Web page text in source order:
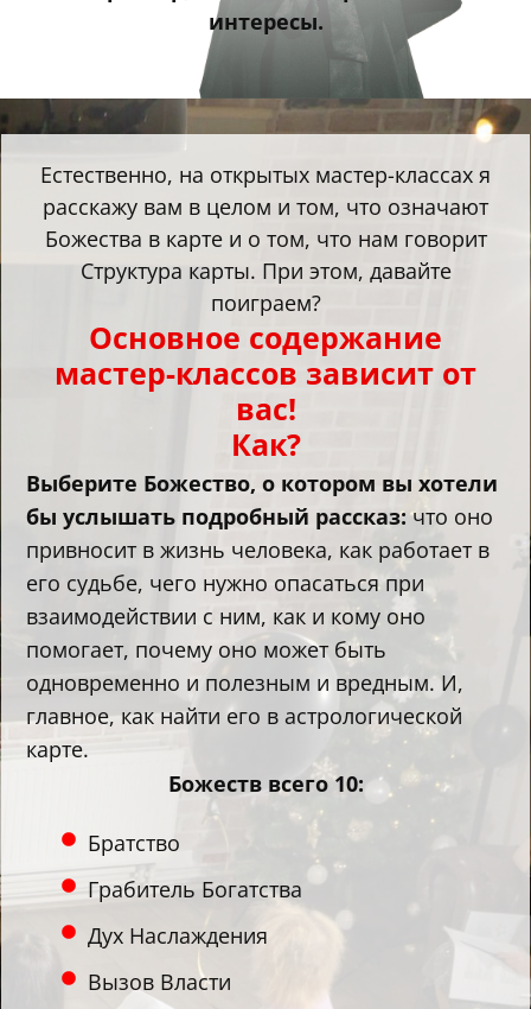
интересы.
Естественно, на открытых мастер-классах я
расскажу вам в целом и том, что означают
Божества в карте и о том, что нам говорит
Структура карты. При этом, давайте
поиграем?
Основное содержание
мастер-классов зависит от
вас!
Как?
Выберите Божество, о котором вы хотели
бы услышать подробный рассказ:что оно
привносит в жизнь человека, как работает в
его судьбе, чего нужно опасаться при
взаимодействии с ним, как и кому оно
помогает, почему оно может быть
одновременно и полезным и вредным. И,
главное, как найти его в астрологической
карте.
Божеств всего 10:
Братство
Грабитель Богатства
Дух Наслаждения
Вызов Власти